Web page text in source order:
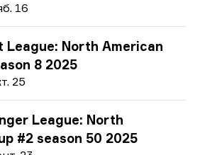
16
League: North American
8 2025
25
League: North
#2 season 50 2025